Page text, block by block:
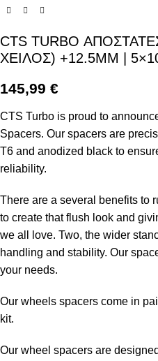
CTS TURBO
ΧΕΙΛΟΣ) +12.5MM |
145,99 €
CTS Turbo is proud to
Spacers. Our spacers are
T6 and anodized black to
reliability.
There are a several benefits to
to create that flush look and
we all love. Two, the wider
handling and stability. Our
your needs.
Our wheels spacers come in
kit.
Our wheel spacers are